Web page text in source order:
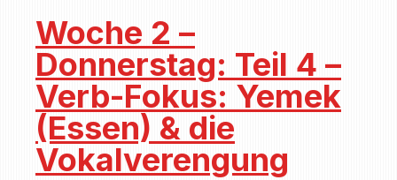
Woche 2 –
Donnerstag: Teil 4 –
Verb-Fokus: Yemek
(Essen) & die
Vokalverengung